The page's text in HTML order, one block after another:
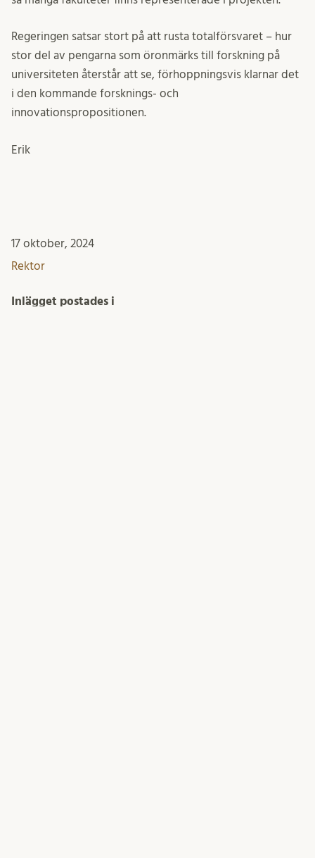
Regeringen satsar stort på att rusta totalförsvaret – hur
stor del av pengarna som öronmärks till forskning på
universiteten återstår att se, förhoppningsvis klarnar det
i den kommande forsknings- och
innovationspropositionen.
Erik
17 oktober, 2024
Rektor
Inlägget postades i